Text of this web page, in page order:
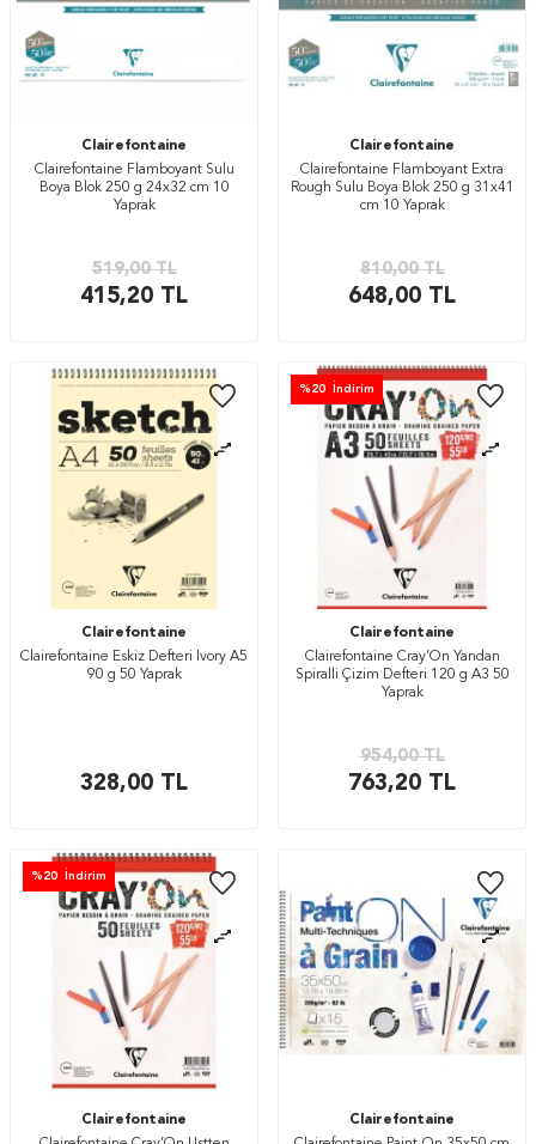
Clairefontaine
Clairefontaine Flamboyant Sulu
Boya Blok 250 g 24x32 cm 10
Yaprak
519,00TL
415,20 TL
Clairefontaine
Clairefontaine Flamboyant Extra
Rough Sulu Boya Blok 250 g 31x41
cm 10 Yaprak
810,00TL
648,00 TL
Clairefontaine
Clairefontaine Eskiz Defteri Ivory A5
90 g 50 Yaprak
328,00 TL
% 20 İndirim
Clairefontaine
Clairefontaine Cray’On Yandan
Spiralli Çizim Defteri 120 g A3 50
Yaprak
954,00TL
763,20 TL
% 20 İndirim
Clairefontaine
Clairefontaine